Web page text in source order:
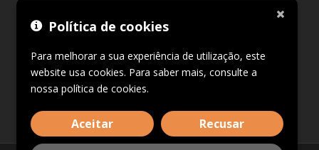
Política de cookies
Para melhorar a sua experiência de utilização, este
website usa cookies. Para saber mais, consulte a
nossa política de cookies.
Aceitar Recusar